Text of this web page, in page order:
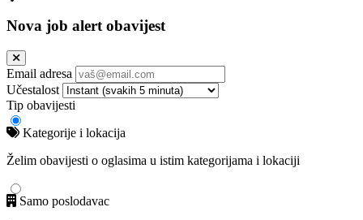
Nova job alert obavijest
Email adresa
Učestalost
Tip obavijesti
Kategorije i lokacija
Želim obavijesti o oglasima u istim kategorijama i lokaciji
Samo poslodavac